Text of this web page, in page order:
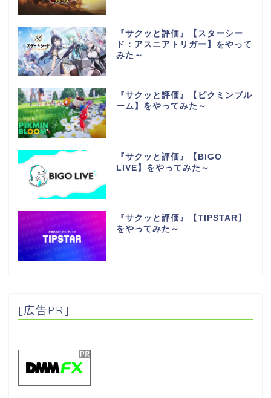
『サクッと評価』【スターシー
ド：アスニアトリガー】をやって
みた～
『サクッと評価』【ピクミンブル
ーム】をやってみた～
『サクッと評価』【BIGO
LIVE】をやってみた～
『サクッと評価』【TIPSTAR】
をやってみた～
[広告PR]